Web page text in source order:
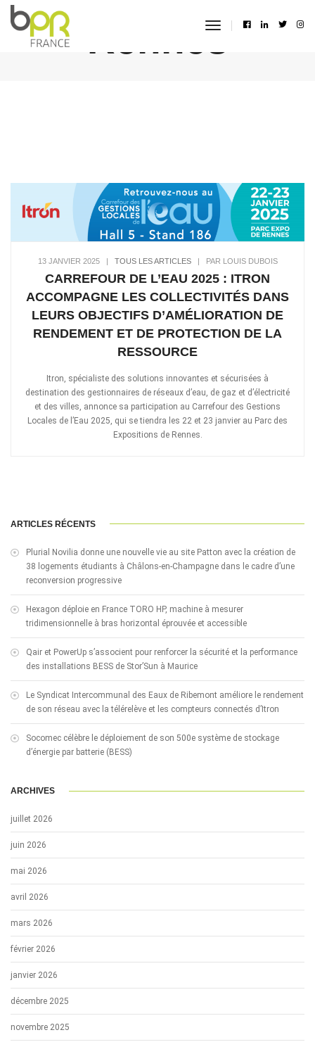
toggle
Rennes
13 JANVIER 2025| TOUS LES ARTICLES| PAR LOUIS DUBOIS
CARREFOUR DE L’EAU 2025 : ITRON
ACCOMPAGNE LES COLLECTIVITÉS DANS
LEURS OBJECTIFS D’AMÉLIORATION DE
RENDEMENT ET DE PROTECTION DE LA
RESSOURCE
Itron, spécialiste des solutions innovantes et sécurisées à
destination des gestionnaires de réseaux d’eau, de gaz et d’électricité
et des villes, annonce sa participation au Carrefour des Gestions
Locales de l’Eau 2025, qui se tiendra les 22 et 23 janvier au Parc des
Expositions de Rennes.
ARTICLES RÉCENTS
Plurial Novilia donne une nouvelle vie au site Patton avec la création de
38 logements étudiants à Châlons-en-Champagne dans le cadre d’une
reconversion progressive
Hexagon déploie en France TORO HP, machine à mesurer
tridimensionnelle à bras horizontal éprouvée et accessible
Qair et PowerUp s’associent pour renforcer la sécurité et la performance
des installations BESS de Stor’Sun à Maurice
Le Syndicat Intercommunal des Eaux de Ribemont améliore le rendement
de son réseau avec la télérelève et les compteurs connectés d’Itron
Socomec célèbre le déploiement de son 500e système de stockage
d’énergie par batterie (BESS)
ARCHIVES
juillet 2026
juin 2026
mai 2026
avril 2026
mars 2026
février 2026
janvier 2026
décembre 2025
novembre 2025